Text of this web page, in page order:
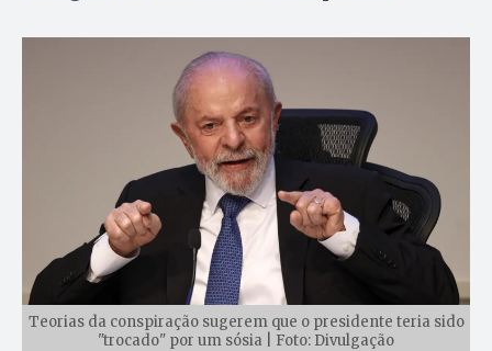
Teorias da conspiração sugerem que o presidente teria sido
"trocado" por um sósia | Foto: Divulgação